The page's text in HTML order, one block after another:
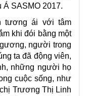
Á SASMO 2017.
ái với tâm
khi đói bằng một
người trong
ta đã động viên,
những người họ
cuộc sống, như
Trương Thị Linh